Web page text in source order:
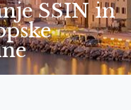
SSIN in